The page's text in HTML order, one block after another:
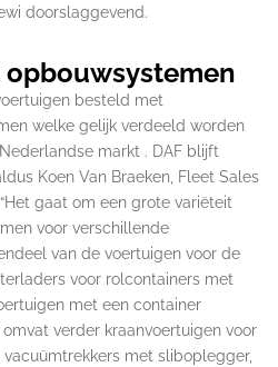
doorslaggevend.
besteld met
welke gelijk verdeeld worden
markt . DAF blijft
Koen Van Braeken, Fleet Sales
gaat om een grote variëteit
voor verschillende
van de voertuigen voor de
voor rolcontainers met
met een container
verder kraanvoertuigen voor
met sliboplegger,